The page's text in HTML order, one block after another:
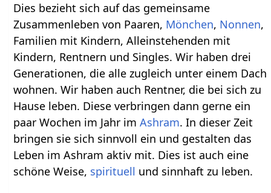
Dies bezieht sich auf das gemeinsame
Zusammenleben von Paaren, Mönchen, Nonnen,
Familien mit Kindern, Alleinstehenden mit
Kindern, Rentnern und Singles. Wir haben drei
Generationen, die alle zugleich unter einem Dach
wohnen. Wir haben auch Rentner, die bei sich zu
Hause leben. Diese verbringen dann gerne ein
paar Wochen im Jahr imAshram. In dieser Zeit
bringen sie sich sinnvoll ein und gestalten das
Leben im Ashram aktiv mit. Dies ist auch eine
schöne Weise, spirituell und sinnhaft zu leben.